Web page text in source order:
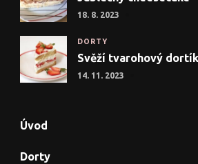
18. 8. 2023
DORTY
Svěží tvarohový
14. 11. 2023
Úvod
Dorty